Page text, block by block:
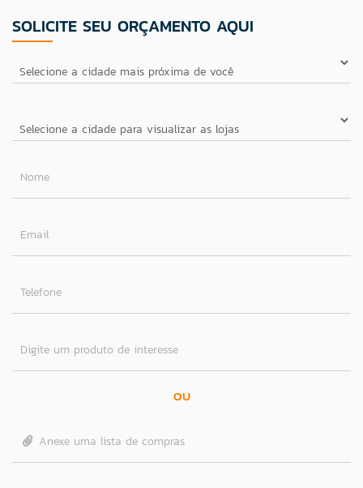
SOLICITE SEU ORÇAMENTO AQUI
Nome
Email
Telefone
Digite um produto de interesse
OU
Anexe uma lista de compras